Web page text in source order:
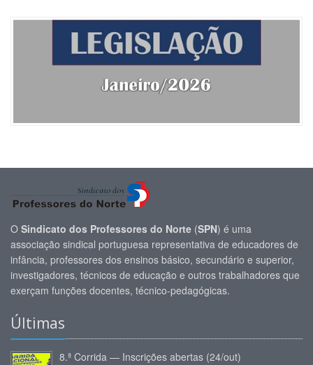
O Sindicato dos Professores do Norte (SPN) é uma
associação sindical portuguesa representativa de educadores de
infância, professores dos ensinos básico, secundário e superior,
investigadores, técnicos de educação e outros trabalhadores que
exerçam funções docentes, técnico-pedagógicas.
Últimas
8.ª Corrida — Inscrições abertas (24/out)